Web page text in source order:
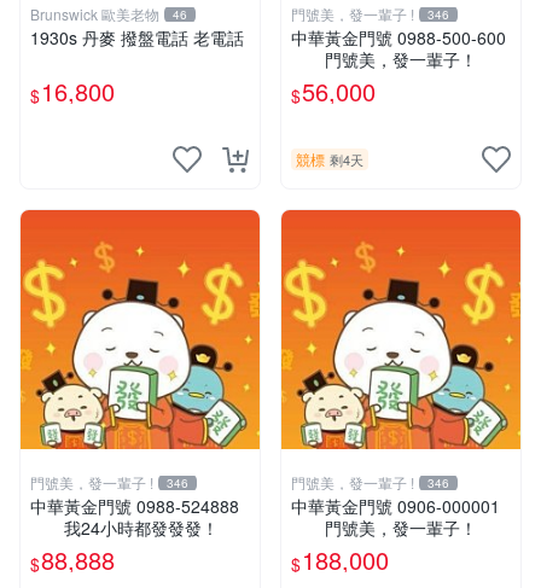
Brunswick 歐美老物 46
1930s 丹麥 撥盤電話 老電話
$16,800
門號美，發一輩子 ! 346
中華黃金門號 0988-500-600
門號美，發一輩子！
$56,000
競標 剩4天
門號美，發一輩子 ! 346
中華黃金門號 0988-524888
我24小時都發發發！
$88,888
門號美，發一輩子 ! 346
中華黃金門號 0906-000001
門號美，發一輩子！
$188,000